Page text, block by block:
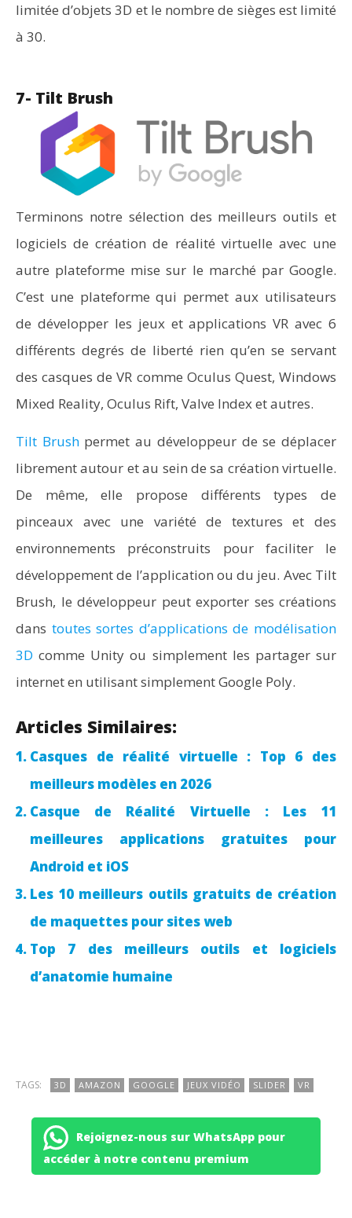
limitée d’objets 3D et le nombre de sièges est limité
à 30.
7- Tilt Brush
Terminons notre sélection des meilleurs outils et
logiciels de création de réalité virtuelle avec une
autre plateforme mise sur le marché par Google.
C’est une plateforme qui permet aux utilisateurs
de développer les jeux et applications VR avec 6
différents degrés de liberté rien qu’en se servant
des casques de VR comme Oculus Quest, Windows
Mixed Reality, Oculus Rift, Valve Index et autres.
Tilt Brushpermet au développeur de se déplacer
librement autour et au sein de sa création virtuelle.
De même, elle propose différents types de
pinceaux avec une variété de textures et des
environnements préconstruits pour faciliter le
développement de l’application ou du jeu. Avec Tilt
Brush, le développeur peut exporter ses créations
dans toutes sortes d’applications de modélisation
3D comme Unity ou simplement les partager sur
internet en utilisant simplement Google Poly.
Articles Similaires:
Casques de réalité virtuelle : Top 6 des
meilleurs modèles en 2026
Casque de Réalité Virtuelle : Les 11
meilleures applications gratuites pour
Android et iOS
Les 10 meilleurs outils gratuits de création
de maquettes pour sites web
Top 7 des meilleurs outils et logiciels
d’anatomie humaine
TAGS: 3D AMAZON GOOGLE JEUX VIDÉO SLIDER VR
Rejoignez-nous sur WhatsApp pour
accéder à notre contenu premium